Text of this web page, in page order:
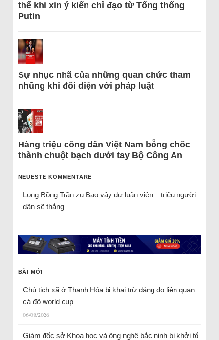
thể khi xin ý kiến chỉ đạo từ Tổng thống
Putin
Sự nhục nhã của những quan chức tham
nhũng khi đối diện với pháp luật
Hàng triệu công dân Việt Nam bỗng chốc
thành chuột bạch dưới tay Bộ Công An
NEUESTE KOMMENTARE
Long Rồng Trầnzu Bao vây dư luận viên – triệu người
dân sẽ thắng
BÀI MỚI
Chủ tịch xã ở Thanh Hóa bị khai trừ đảng do liên quan
cá độ world cup
06/08/2026
Giám đốc sở Khoa học và ông nghệ bắc ninh bị khởi tố